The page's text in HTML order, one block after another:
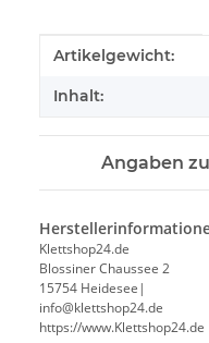
Produkteigenschaft
Wert
Artikelgewicht:
Inhalt:
Angaben
Klettshop24.de
Blossiner Chaussee 2
15754 Heidesee|
info@klettshop24.de
https://www.Klettshop24.de